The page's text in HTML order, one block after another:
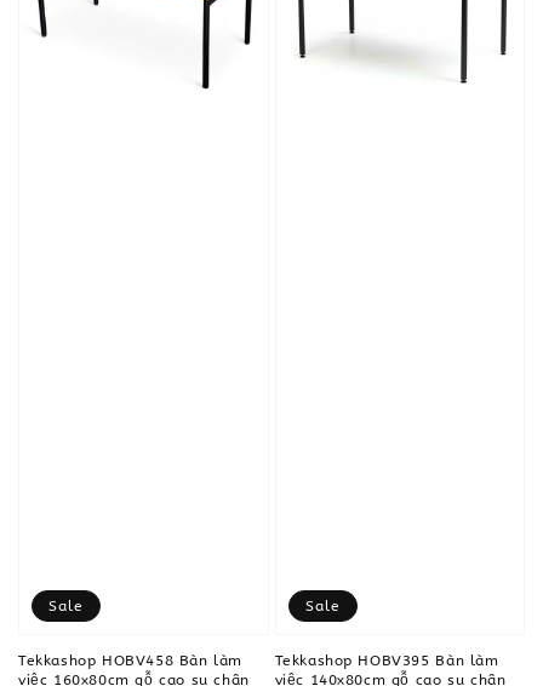
Sale
Tekkashop HOBV458 Bàn làm
việc 160x80cm gỗ cao su chân
Sale
Tekkashop HOBV395 Bàn làm
việc 140x80cm gỗ cao su chân